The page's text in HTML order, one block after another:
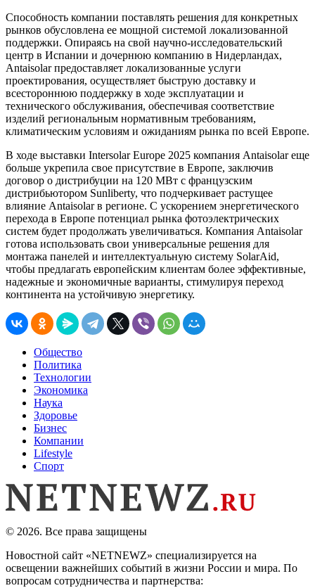
Способность компании поставлять решения для конкретных
рынков обусловлена ее мощной системой локализованной
поддержки. Опираясь на свой научно-исследовательский
центр в Испании и дочернюю компанию в Нидерландах,
Antaisolar предоставляет локализованные услуги
проектирования, осуществляет быструю доставку и
всестороннюю поддержку в ходе эксплуатации и
технического обслуживания, обеспечивая соответствие
изделий региональным нормативным требованиям,
климатическим условиям и ожиданиям рынка по всей Европе.
В ходе выставки Intersolar Europe 2025 компания Antaisolar еще
больше укрепила свое присутствие в Европе, заключив
договор о дистрибуции на 120 МВт с французским
дистрибьютором Sunliberty, что подчеркивает растущее
влияние Antaisolar в регионе. С ускорением энергетического
перехода в Европе потенциал рынка фотоэлектрических
систем будет продолжать увеличиваться. Компания Antaisolar
готова использовать свои универсальные решения для
монтажа панелей и интеллектуальную систему SolarAid,
чтобы предлагать европейским клиентам более эффективные,
надежные и экономичные варианты, стимулируя переход
континента на устойчивую энергетику.
Общество
Политика
Технологии
Экономика
Наука
Здоровье
Бизнес
Компании
Lifestyle
Спорт
© 2026. Все права защищены
Новостной сайт «NETNEWZ» специализируется на
освещении важнейших событий в жизни России и мира. По
вопросам сотрудничества и партнерства: